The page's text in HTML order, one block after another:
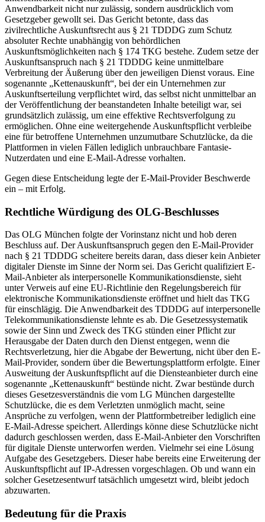
Anwendbarkeit nicht nur zulässig, sondern ausdrücklich vom
Gesetzgeber gewollt sei. Das Gericht betonte, dass das
zivilrechtliche Auskunftsrecht aus § 21 TDDDG zum Schutz
absoluter Rechte unabhängig von behördlichen
Auskunftsmöglichkeiten nach § 174 TKG bestehe. Zudem setze der
Auskunftsanspruch nach § 21 TDDDG keine unmittelbare
Verbreitung der Äußerung über den jeweiligen Dienst voraus. Eine
sogenannte „Kettenauskunft“, bei der ein Unternehmen zur
Auskunftserteilung verpflichtet wird, das selbst nicht unmittelbar an
der Veröffentlichung der beanstandeten Inhalte beteiligt war, sei
grundsätzlich zulässig, um eine effektive Rechtsverfolgung zu
ermöglichen. Ohne eine weitergehende Auskunftspflicht verbleibe
eine für betroffene Unternehmen unzumutbare Schutzlücke, da die
Plattformen in vielen Fällen lediglich unbrauchbare Fantasie-
Nutzerdaten und eine E-Mail-Adresse vorhalten.
Gegen diese Entscheidung legte der E-Mail-Provider Beschwerde
ein – mit Erfolg.
Rechtliche Würdigung des OLG-Beschlusses
Das OLG München folgte der Vorinstanz nicht und hob deren
Beschluss auf. Der Auskunftsanspruch gegen den E-Mail-Provider
nach § 21 TDDDG scheitere bereits daran, dass dieser kein Anbieter
digitaler Dienste im Sinne der Norm sei. Das Gericht qualifiziert E-
Mail-Anbieter als interpersonelle Kommunikationsdienste, sieht
unter Verweis auf eine EU-Richtlinie den Regelungsbereich für
elektronische Kommunikationsdienste eröffnet und hielt das TKG
für einschlägig. Die Anwendbarkeit des TDDDG auf interpersonelle
Telekommunikationsdienste lehnte es ab. Die Gesetzessystematik
sowie der Sinn und Zweck des TKG stünden einer Pflicht zur
Herausgabe der Daten durch den Dienst entgegen, wenn die
Rechtsverletzung, hier die Abgabe der Bewertung, nicht über den E-
Mail-Provider, sondern über die Bewertungsplattform erfolgte. Einer
Ausweitung der Auskunftspflicht auf die Diensteanbieter durch eine
sogenannte „Kettenauskunft“ bestünde nicht. Zwar bestünde durch
dieses Gesetzesverständnis die vom LG München dargestellte
Schutzlücke, die es dem Verletzten unmöglich macht, seine
Ansprüche zu verfolgen, wenn der Plattformbetreiber lediglich eine
E-Mail-Adresse speichert. Allerdings könne diese Schutzlücke nicht
dadurch geschlossen werden, dass E-Mail-Anbieter den Vorschriften
für digitale Dienste unterworfen werden. Vielmehr sei eine Lösung
Aufgabe des Gesetzgebers. Dieser habe bereits eine Erweiterung der
Auskunftspflicht auf IP-Adressen vorgeschlagen. Ob und wann ein
solcher Gesetzesentwurf tatsächlich umgesetzt wird, bleibt jedoch
abzuwarten.
Bedeutung für die Praxis